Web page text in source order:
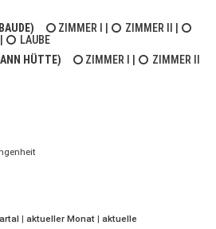
ZIMMER I ZIMMER II
LAUBE
HÜTTE)
ZIMMER I
ZIMMER II
| aktueller Monat | aktuelle